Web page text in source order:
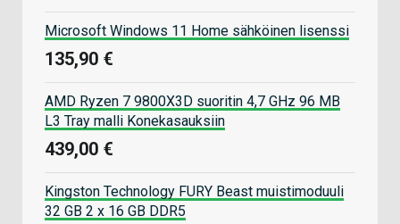
Microsoft Windows 11 Home sähköinen lisenssi
135,90 €
AMD Ryzen 7 9800X3D suoritin 4,7 GHz 96 MB
L3 Tray malli Konekasauksiin
439,00 €
Kingston Technology FURY Beast muistimoduuli
32 GB 2 x 16 GB DDR5